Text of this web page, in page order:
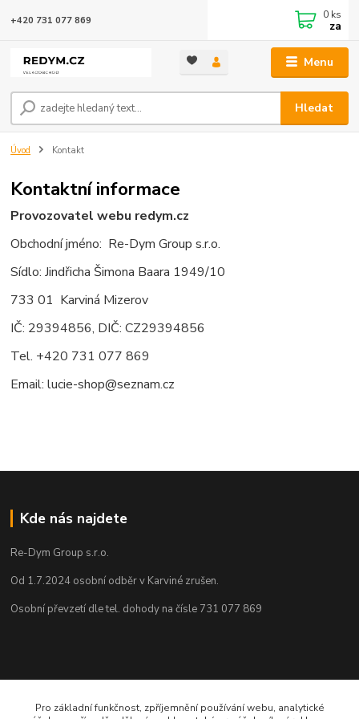
Menu
Hledat
+420 731 077 869 0 ks
za
Úvod Kontakt
Kontaktní informace
Provozovatel webu redym.cz
Obchodní jméno: Re-Dym Group s.r.o.
Sídlo: Jindřicha Šimona Baara 1949/10
733 01 Karviná Mizerov
IČ: 29394856, DIČ: CZ29394856
Tel. +420 731 077 869
Email: lucie-shop@seznam.cz
Kde nás najdete
Re-Dym Group s.r.o.
Od 1.7.2024 osobní odběr v Karviné zrušen.
Osobní převzetí dle tel. dohody na čísle 731 077 869
Pro základní funkčnost, zpříjemnění používání webu, analytické